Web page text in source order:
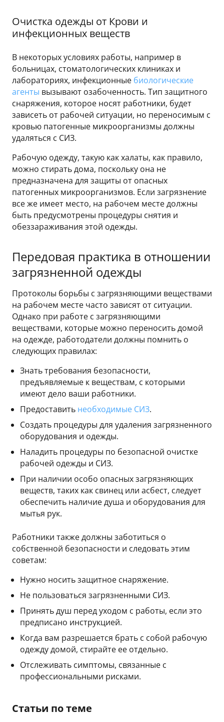
Очистка одежды от Крови и
инфекционных веществ
В некоторых условиях работы, например в
больницах, стоматологических клиниках и
лабораториях, инфекционные биологические
агенты вызывают озабоченность. Тип защитного
снаряжения, которое носят работники, будет
зависеть от рабочей ситуации, но переносимым с
кровью патогенные микроорганизмы должны
удаляться с СИЗ.
Рабочую одежду, такую как халаты, как правило,
можно стирать дома, поскольку она не
предназначена для защиты от опасных
патогенных микроорганизмов. Если загрязнение
все же имеет место, на рабочем месте должны
быть предусмотрены процедуры снятия и
обеззараживания этой одежды.
Передовая практика в отношении
загрязненной одежды
Протоколы борьбы с загрязняющими веществами
на рабочем месте часто зависят от ситуации.
Однако при работе с загрязняющими
веществами, которые можно переносить домой
на одежде, работодатели должны помнить о
следующих правилах:
Знать требования безопасности,
предъявляемые к веществам, с которыми
имеют дело ваши работники.
Предоставить необходимые СИЗ.
Создать процедуры для удаления загрязненного
оборудования и одежды.
Наладить процедуры по безопасной очистке
рабочей одежды и СИЗ.
При наличии особо опасных загрязняющих
веществ, таких как свинец или асбест, следует
обеспечить наличие душа и оборудования для
мытья рук.
Работники также должны заботиться о
собственной безопасности и следовать этим
советам:
Нужно носить защитное снаряжение.
Не пользоваться загрязненными СИЗ.
Принять душ перед уходом с работы, если это
предписано инструкцией.
Когда вам разрешается брать с собой рабочую
одежду домой, стирайте ее отдельно.
Отслеживать симптомы, связанные с
профессиональными рисками.
Статьи по теме